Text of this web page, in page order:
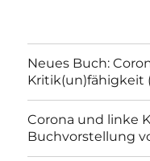
Neues Buch:
Kritik(un)fähigkeit
Corona und linke
Buchvorstellung